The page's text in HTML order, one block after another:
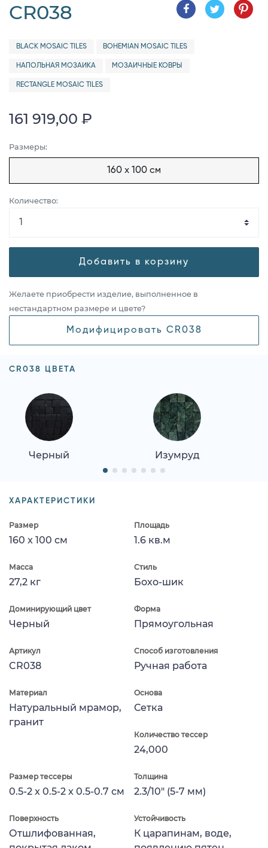
CR038
BLACK MOSAIC TILES BOHEMIAN MOSAIC TILES
НАПОЛЬНАЯ МОЗАИКА МОЗАИЧНЫЕ КОВРЫ
RECTANGLE MOSAIC TILES
161 919,00 ₽
Размеры:
160 x 100 см
Количество:
Добавить в корзину
Желаете приобрести изделие, выполненное в
нестандартном размере и цвете?
Модифицировать CR038
CR038 ЦВЕТА
Черный Изумруд
ХАРАКТЕРИСТИКИ
Размер
160 x 100 см
Площадь
1.6 кв.м
Масса
27,2 кг
Стиль
Бохо-шик
Доминирующий цвет
Черный
Форма
Прямоугольная
Артикул
CR038
Способ изготовления
Ручная работа
Материал
Натуральный мрамор,
гранит
Основа
Сетка
Количество тессер
24,000
Размер тессеры
0.5-2 x 0.5-2 x 0.5-0.7 см
Толщина
2.3/10" (5-7 мм)
Поверхность
Отшлифованная,
Устойчивость
К царапинам, воде,